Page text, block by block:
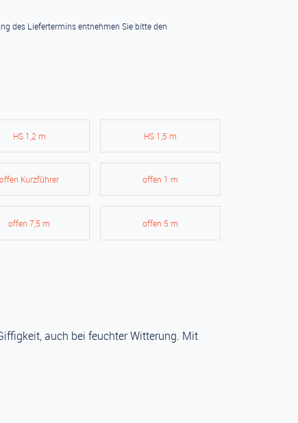
des Liefertermins entnehmen Sie bitte den
HS 1,2 m HS 1,5 m
offen Kurzführer offen 1 m
offen 7,5 m offen 5 m
auch bei feuchter Witterung. Mit